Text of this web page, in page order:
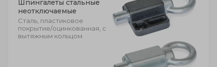
Шпингалеты стальные
неотключаемые
Сталь, пластиковое
покрытие/оцинкованная, с
вытяжным кольцом